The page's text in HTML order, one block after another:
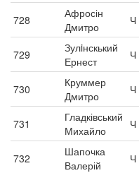
728
Афросін
Дмитро
Ч
729
Зулiнскький
Ернест
Ч
730
Круммер
Дмитро
Ч
731
Гладківський
Михайло
Ч
732
Шапочка
Валерій
Ч